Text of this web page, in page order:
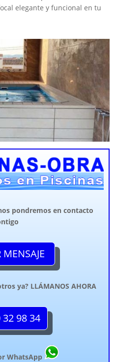
elegante y funcional en tu
pondremos en contacto
ya? LLÁMANOS AHORA
32 98 34
WhatsApp